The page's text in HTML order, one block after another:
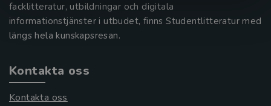
facklitteratur, utbildningar och digitala
informationstjänster i utbudet, finns Studentlitteratur med
längs hela kunskapsresan.
Kontakta oss
Kontakta oss